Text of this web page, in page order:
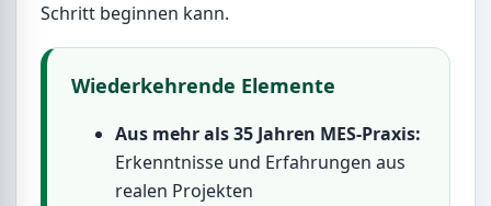
Schritt beginnen kann.
Wiederkehrende Elemente
Aus mehr als 35 Jahren MES-Praxis:
Erkenntnisse und Erfahrungen aus
realen Projekten